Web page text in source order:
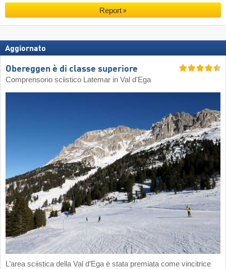
Report
Aggiornato
Obereggen è di classe superiore
Comprensorio sciistico Latemar in Val d'Ega
L’area sciistica della Val d’Ega è stata premiata come vincitrice